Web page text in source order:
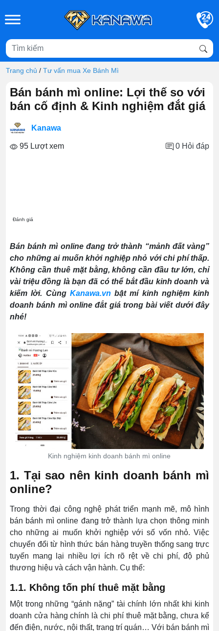
Trang chủ / Tư vấn mua Xe Bánh Mì
Bán bánh mì online: Lợi thế so với
bán cố định & Kinh nghiệm đắt giá
Kanawa
95 Lượt xem 0 Hỏi đáp
Đánh giá
Bán bánh mì online đang trở thành “mảnh đất vàng”
cho những ai muốn khởi nghiệp nhỏ với chi phí thấp.
Không cần thuê mặt bằng, không cần đầu tư lớn, chỉ
vài triệu đồng là bạn đã có thể bắt đầu kinh doanh và
kiếm lời. Cùng Kanawa.vn bật mí kinh nghiệm kinh
doanh bánh mì online đắt giá trong bài viết dưới đây
nhé!
Kinh nghiệm kinh doanh bánh mì online
1. Tại sao nên kinh doanh bánh mì
online?
Trong thời đại công nghệ phát triển mạnh mẽ, mô hình
bán bánh mì online đang trở thành lựa chọn thông minh
cho những ai muốn khởi nghiệp với số vốn nhỏ. Việc
chuyển đổi từ hình thức bán hàng truyền thống sang trực
tuyến mang lại nhiều lợi ích rõ rệt về chi phí, độ phủ
thương hiệu và cách vận hành. Cụ thể:
1.1. Không tốn phí thuê mặt bằng
Một trong những “gánh nặng” tài chính lớn nhất khi kinh
doanh cửa hàng chính là chi phí thuê mặt bằng, chưa kể
đến điện, nước, nội thất, trang trí quán… Với bán bánh mì